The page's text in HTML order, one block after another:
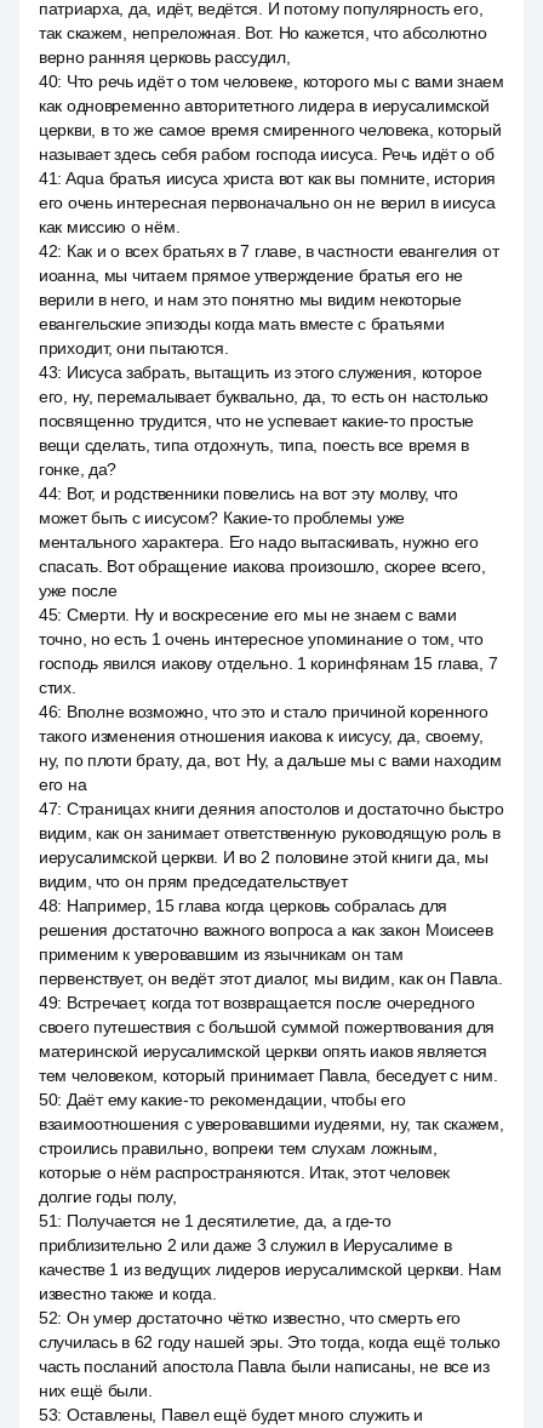
патриарха, да, идёт, ведётся. И потому популярность его,
так скажем, непреложная. Вот. Но кажется, что абсолютно
верно ранняя церковь рассудил,
40: Что речь идёт о том человеке, которого мы с вами знаем
как одновременно авторитетного лидера в иерусалимской
церкви, в то же самое время смиренного человека, который
называет здесь себя рабом господа иисуса. Речь идёт о об
41: Aqua братья иисуса христа вот как вы помните, история
его очень интересная первоначально он не верил в иисуса
как миссию о нём.
42: Как и о всех братьях в 7 главе, в частности евангелия от
иоанна, мы читаем прямое утверждение братья его не
верили в него, и нам это понятно мы видим некоторые
евангельские эпизоды когда мать вместе с братьями
приходит, они пытаются.
43: Иисуса забрать, вытащить из этого служения, которое
его, ну, перемалывает буквально, да, то есть он настолько
посвященно трудится, что не успевает какие-то простые
вещи сделать, типа отдохнуть, типа, поесть все время в
гонке, да?
44: Вот, и родственники повелись на вот эту молву, что
может быть с иисусом? Какие-то проблемы уже
ментального характера. Его надо вытаскивать, нужно его
спасать. Вот обращение иакова произошло, скорее всего,
уже после
45: Смерти. Ну и воскресение его мы не знаем с вами
точно, но есть 1 очень интересное упоминание о том, что
господь явился иакову отдельно. 1 коринфянам 15 глава, 7
стих.
46: Вполне возможно, что это и стало причиной коренного
такого изменения отношения иакова к иисусу, да, своему,
ну, по плоти брату, да, вот. Ну, а дальше мы с вами находим
его на
47: Страницах книги деяния апостолов и достаточно быстро
видим, как он занимает ответственную руководящую роль в
иерусалимской церкви. И во 2 половине этой книги да, мы
видим, что он прям председательствует
48: Например, 15 глава когда церковь собралась для
решения достаточно важного вопроса а как закон Моисеев
применим к уверовавшим из язычникам он там
первенствует, он ведёт этот диалог, мы видим, как он Павла.
49: Встречает, когда тот возвращается после очередного
своего путешествия с большой суммой пожертвования для
материнской иерусалимской церкви опять иаков является
тем человеком, который принимает Павла, беседует с ним.
50: Даёт ему какие-то рекомендации, чтобы его
взаимоотношения с уверовавшими иудеями, ну, так скажем,
строились правильно, вопреки тем слухам ложным,
которые о нём распространяются. Итак, этот человек
долгие годы полу,
51: Получается не 1 десятилетие, да, а где-то
приблизительно 2 или даже 3 служил в Иерусалиме в
качестве 1 из ведущих лидеров иерусалимской церкви. Нам
известно также и когда.
52: Он умер достаточно чётко известно, что смерть его
случилась в 62 году нашей эры. Это тогда, когда ещё только
часть посланий апостола Павла были написаны, не все из
них ещё были.
53: Оставлены, Павел ещё будет много служить и